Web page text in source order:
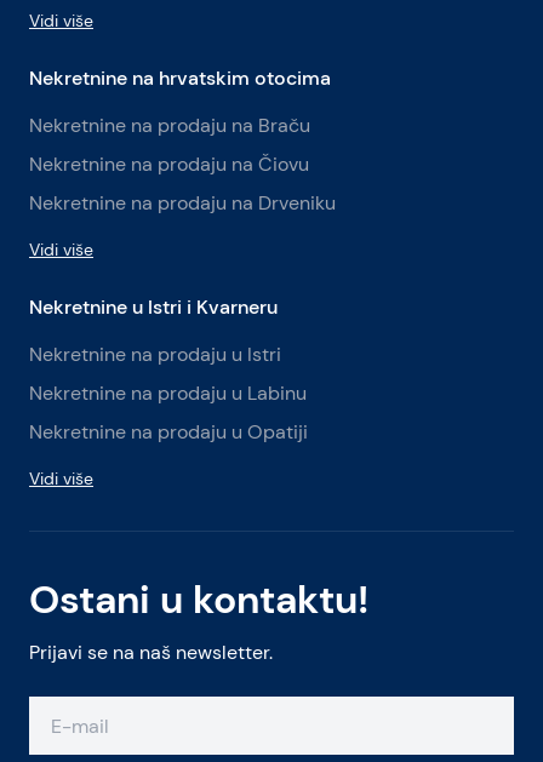
Ostani u kontaktu!
Prijavi se na naš newsletter.
Vidi više
Nekretnine na hrvatskim otocima
Nekretnine na prodaju na Braču
Nekretnine na prodaju na Čiovu
Nekretnine na prodaju na Drveniku
Vidi više
Nekretnine u Istri i Kvarneru
Nekretnine na prodaju u Istri
Nekretnine na prodaju u Labinu
Nekretnine na prodaju u Opatiji
Vidi više